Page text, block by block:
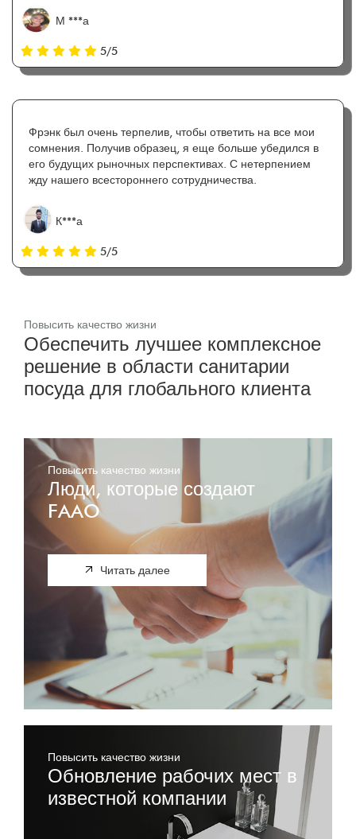
М ***а
5/5
Фрэнк был очень терпелив, чтобы ответить на все мои
сомнения. Получив образец, я еще больше убедился в
его будущих рыночных перспективах. С нетерпением
жду нашего всестороннего сотрудничества.
К***а
5/5
Повысить качество жизни
Обеспечить лучшее комплексное
решение в области санитарии
посуда для глобального клиента
Повысить качество жизни
Люди, которые создают
FAAO
Читать далее
Повысить качество жизни
Обновление рабочих мест в
известной компании